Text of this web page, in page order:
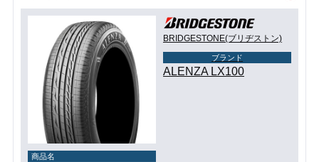
BRIDGESTONE(ブリヂストン)
ブランド
ALENZA LX100
商品名